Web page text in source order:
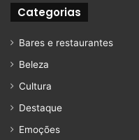
Categorias
Bares e restaurantes
Beleza
Cultura
Destaque
Emoções